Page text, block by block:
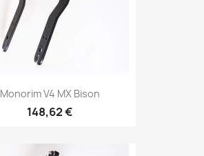
Monorim V4 MX Bison
148,62 €